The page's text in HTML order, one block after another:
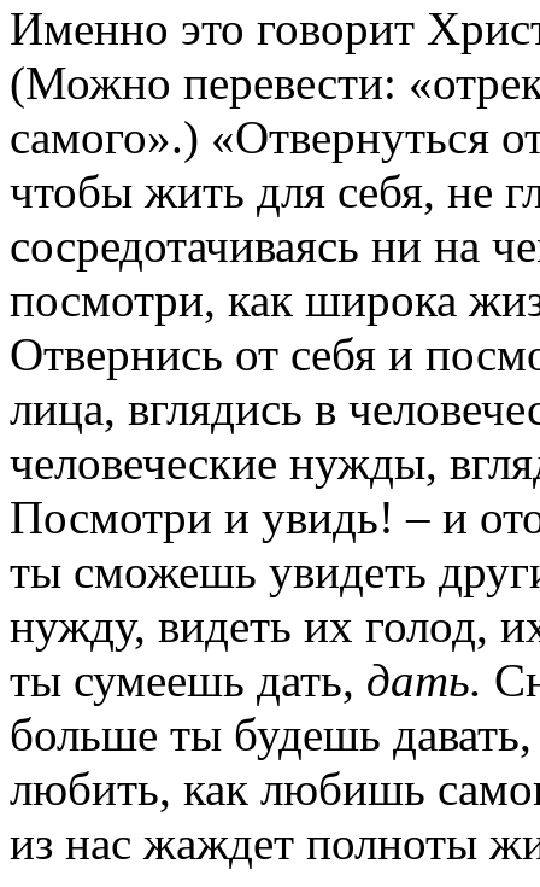
Именно это говорит
(Можно перевести:
самого».) «Отвернуться
чтобы жить для себя, не
сосредотачиваясь ни на
посмотри, как широка
Отвернись от себя и
лица, вглядись в
человеческие нужды,
Посмотри и увидь! – и
ты сможешь увидеть
нужду, видеть их голод,
ты сумеешь дать, дать.
больше ты будешь
любить, как любишь
из нас жаждет полноты